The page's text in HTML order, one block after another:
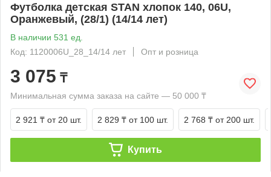
Футболка детская STAN хлопок 140, 06U,
Оранжевый, (28/1) (14/14 лет)
В наличии 531 ед.
Код: 1120006U_28_14/14 лет
Опт и розница
3 075 ₸
Минимальная сумма заказа на сайте — 50 000 ₸
2 921 ₸ от 20 шт. 2 829 ₸ от 100 шт. 2 768 ₸ от 200 шт.
Купить